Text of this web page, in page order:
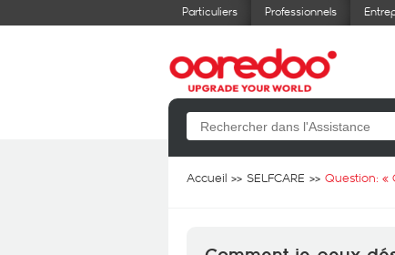
Particuliers Professionnels
Accueil SELFCARE Question: «